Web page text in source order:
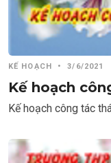
KẾ HOẠCH • 3/6/2021
Kế hoạch
Kế hoạch công tác